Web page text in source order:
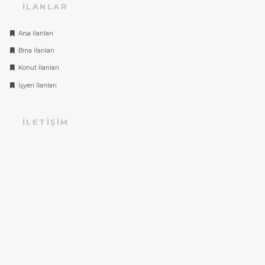
İLANLAR
Arsa İlanları
Bina İlanları
Konut İlanları
İşyeri İlanları
İLETIŞIM